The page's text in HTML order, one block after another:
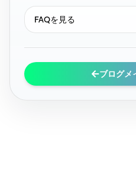
FAQを見る
ブログメ